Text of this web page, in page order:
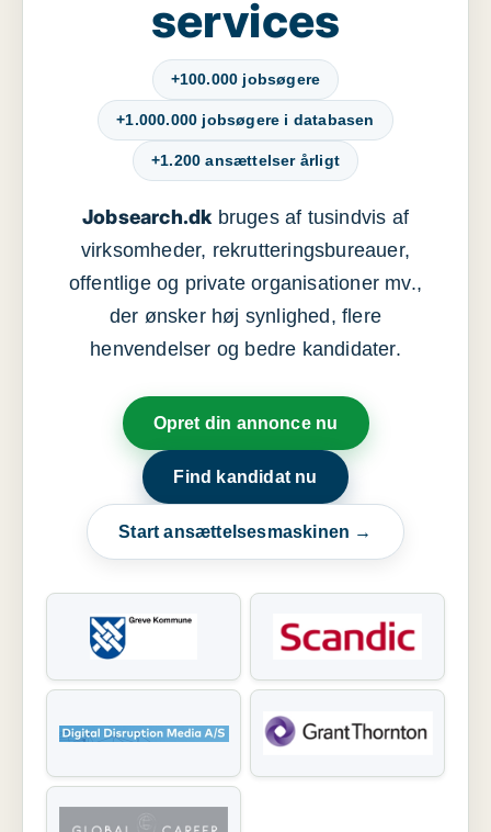
services
+100.000 jobsøgere
+1.000.000 jobsøgere i databasen
+1.200 ansættelser årligt
Jobsearch.dkbruges af tusindvis af
virksomheder, rekrutteringsbureauer,
offentlige og private organisationer mv.,
der ønsker høj synlighed, flere
henvendelser og bedre kandidater.
Opret din annonce nu
Find kandidat nu
Start ansættelsesmaskinen →